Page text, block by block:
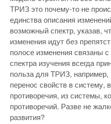
ТРИЗ это почему-то не
единства описания
возможный спектр, указав,
изменения идут без
полосе изменения связаны
спектра изучения всегда
польза для ТРИЗ,
перенос свойств в систему,
противоречия, из системы,
противоречий. Разве не
развития?